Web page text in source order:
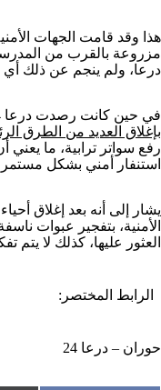
هذا وقد قامت الجهات
مزروعة بالقرب من
درعا، ولم ينجم عن ذلك أي
في حين كانت رصدت درعا 24 قيام الجهات الأمنية في درعا المدينة
بإغلاق العديد من الطرق
رفع سواتر ترابية، ما يعني
استنفار أمني بشكل
يشار إلى أنه بعد إغلاق
الأمنية، بتفجير عبوات
العثور عليها، كذلك لا يتم
الرابط المختصر:
حوران – درعا 24